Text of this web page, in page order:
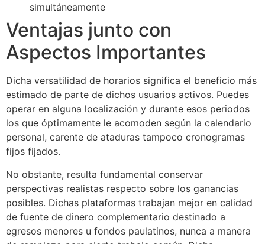
simultáneamente
Ventajas junto con
Aspectos Importantes
Dicha versatilidad de horarios significa el beneficio más
estimado de parte de dichos usuarios activos. Puedes
operar en alguna localización y durante esos periodos
los que óptimamente le acomoden según la calendario
personal, carente de ataduras tampoco cronogramas
fijos fijados.
No obstante, resulta fundamental conservar
perspectivas realistas respecto sobre los ganancias
posibles. Dichas plataformas trabajan mejor en calidad
de fuente de dinero complementario destinado a
egresos menores u fondos paulatinos, nunca a manera